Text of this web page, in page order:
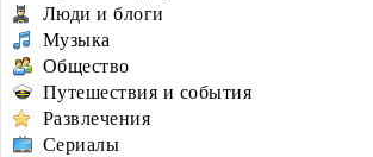
Люди и блоги
Музыка
Общество
Путешествия и события
Развлечения
Сериалы